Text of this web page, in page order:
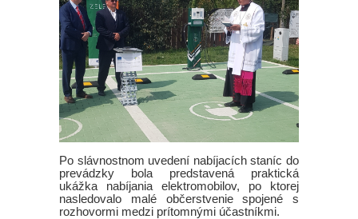
Po slávnostnom uvedení nabíjacích staníc do
prevádzky bola predstavená praktická
ukážka nabíjania elektromobilov, po ktorej
nasledovalo malé občerstvenie spojené s
rozhovormi medzi prítomnými účastníkmi.